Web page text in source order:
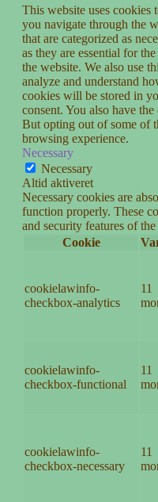
This website uses
you navigate through the
that are categorized as
as they are essential for
the website. We also use
analyze and understand
cookies will be stored in
consent. You also have
But opting out of some of
browsing experience.
Necessary
Necessary
Altid aktiveret
Necessary cookies are
function properly. These
and security features of
Cookie
cookielawinfo-
checkbox-analytics
11
cookielawinfo-
checkbox-functional
11
cookielawinfo-
checkbox-necessary
11